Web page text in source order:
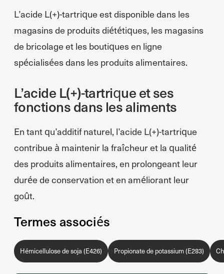
L’acide L(+)-tartrique est disponible dans les
magasins de produits diététiques, les magasins
de bricolage et les boutiques en ligne
spécialisées dans les produits alimentaires.
L’acide L(+)-tartrique et ses
fonctions dans les aliments
En tant qu’additif naturel, l’acide L(+)-tartrique
contribue à maintenir la fraîcheur et la qualité
des produits alimentaires, en prolongeant leur
durée de conservation et en améliorant leur
goût.
Termes associés
Hémicellulose de soja (E426) Propionate de potassium (E283)